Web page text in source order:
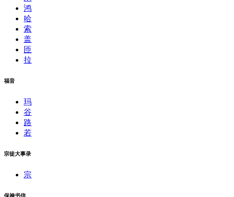
鸿
哈
索
盖
匝
拉
福音
玛
谷
路
若
宗徒大事录
宗
保禄书信